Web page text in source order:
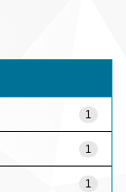
1
1
1